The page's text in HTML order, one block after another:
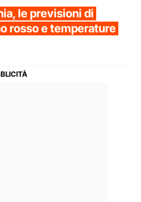
le previsioni di
rosso e temperature